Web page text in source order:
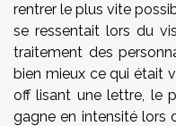
rentrer le plus vite
se ressentait lors du
traitement des
bien mieux ce qui était
off lisant une lettre, le
gagne en intensité lors